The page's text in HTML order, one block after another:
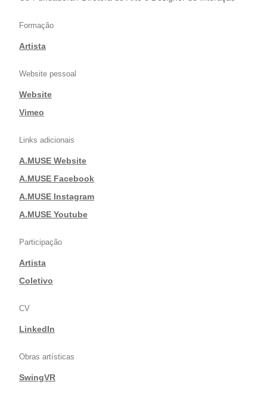
Formação
Artista
Website pessoal
Website
|Vimeo
Links adicionais
A.MUSE Website
|A.MUSE Facebook
|A.MUSE Instagram
|A.MUSE Youtube
Participação
Artista
|Coletivo
CV
LinkedIn
Obras artísticas
SwingVR